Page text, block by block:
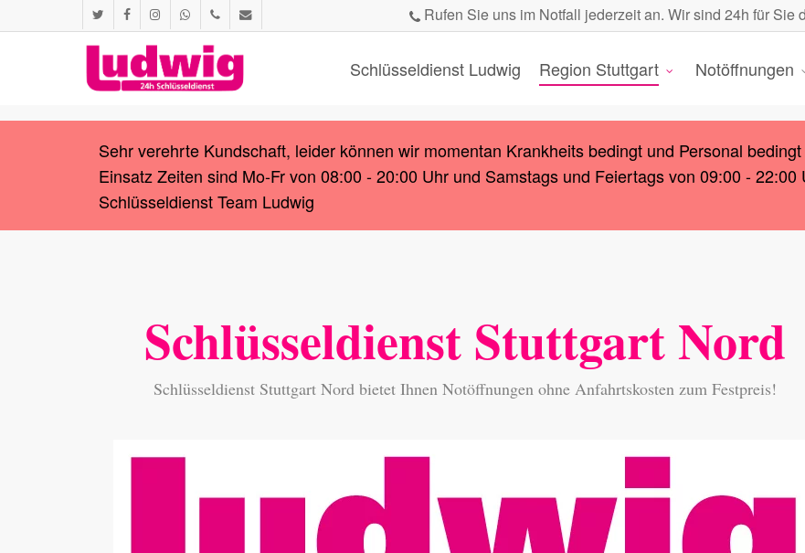
to
twitter facebookinstagramwhatsappphone email Rufen Sie uns im Notfall jederzeit an. Wir sind 24h für Sie
Schlüsseldienst Ludwig Region Stuttgart Notöffnungen
Sehr verehrte Kundschaft, leider können wir momentan Krankheits bedingt und Personal
Einsatz Zeiten sind Mo-Fr von 08:00 - 20:00 Uhr und Samstags und Feiertags von 09:00 -
Schlüsseldienst Team Ludwig
Schlüsseldienst Stuttgart Nord
Schlüsseldienst Stuttgart Nord bietet Ihnen Notöffnungen ohne Anfahrtskosten zum Festpreis!